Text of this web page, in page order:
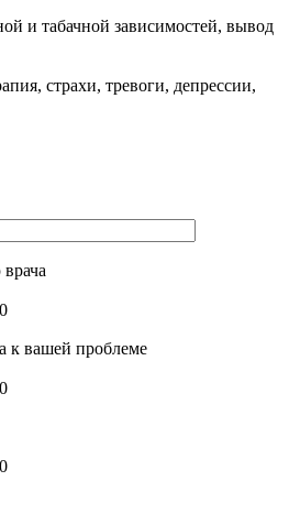
и табачной зависимостей, вывод
страхи, тревоги, депрессии,
0
к вашей проблеме
0
0